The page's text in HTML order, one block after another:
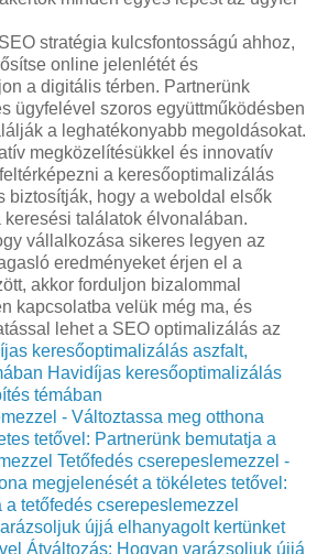
stratégia kulcsfontosságú ahhoz,
online jelenlétét és
a digitális térben. Partnerünk
ügyfelével szoros együttműködésben
a leghatékonyabb megoldásokat.
megközelítésükkel és innovatív
a keresőoptimalizálás
biztosítják, hogy a weboldal elsők
keresési találatok élvonalában.
vállalkozása sikeres legyen az
eredményeket érjen el a
akkor forduljon bizalommal
kapcsolatba velük még ma, és
lehet a SEO optimalizálás az
keresőoptimalizálás aszfalt,
Havidíjas keresőoptimalizálás
témában
- Változtassa meg otthona
tetővel: Partnerünk bemutatja a
Tetőfedés cserepeslemezzel -
megjelenését a tökéletes tetővel:
tetőfedés cserepeslemezzel
újjá elhanyagolt kertünket
Átváltozás: Hogyan varázsoljuk újjá